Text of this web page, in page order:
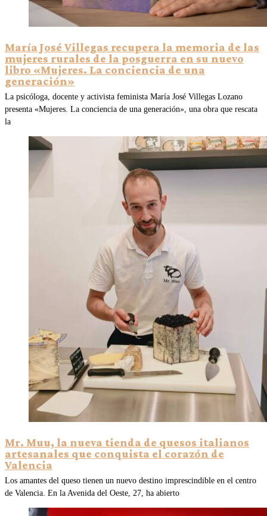
María José Villegas recupera la memoria de las
mujeres rurales de la posguerra en su nuevo
libro «Mujeres. La conciencia de una
generación»
La psicóloga, docente y activista feminista María José Villegas Lozano
presenta «Mujeres. La conciencia de una generación», una obra que rescata
la
Mr. Muu, la nueva tienda de quesos italianos
artesanales que conquista el corazón de
Valencia
Los amantes del queso tienen un nuevo destino imprescindible en el centro
de Valencia. En la Avenida del Oeste, 27, ha abierto